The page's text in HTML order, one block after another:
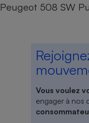
Peugeot 508 SW
Vous voulez
engager à nos